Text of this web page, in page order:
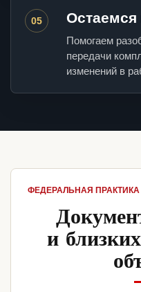
05 Остаемся
Помогаем
передачи
изменений в
ФЕДЕРАЛЬНАЯ ПРАКТИКА
и